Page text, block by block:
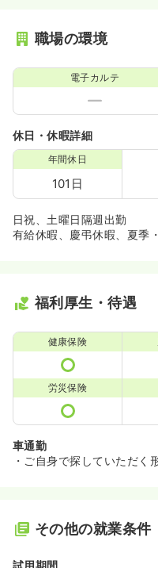
職場の環境
電子カルテ
休日・休暇詳細
年間休日
101日
日祝、土曜日隔週出勤
有給休暇、慶弔休暇、夏季
福利厚生・待遇
健康保険
労災保険
車通勤
・ご自身で探していただく
その他の就業条件
試用期間